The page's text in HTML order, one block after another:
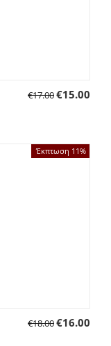
€17.00€15.00
Έκπτωση 11%
€18.00€16.00